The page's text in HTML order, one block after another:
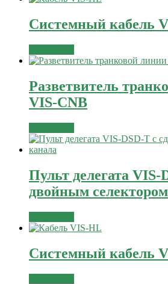
Системный кабель
Разветвитель
VIS-CNB
Пульт делегата VIS-
двойным
Системный кабель